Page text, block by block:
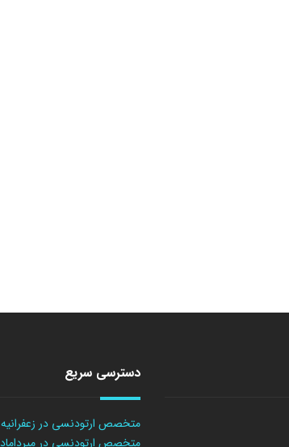
دسترسی سریع
متخصص ارتودنسی در زعفرانیه
متخصص ارتودنسی در میرداماد